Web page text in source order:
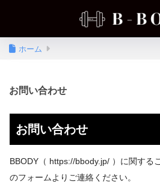
ホーム
お問い合わせ
お問い合わせ
BBODY（ https://bbody.jp/ ）に関する
のフォームよりご連絡ください。